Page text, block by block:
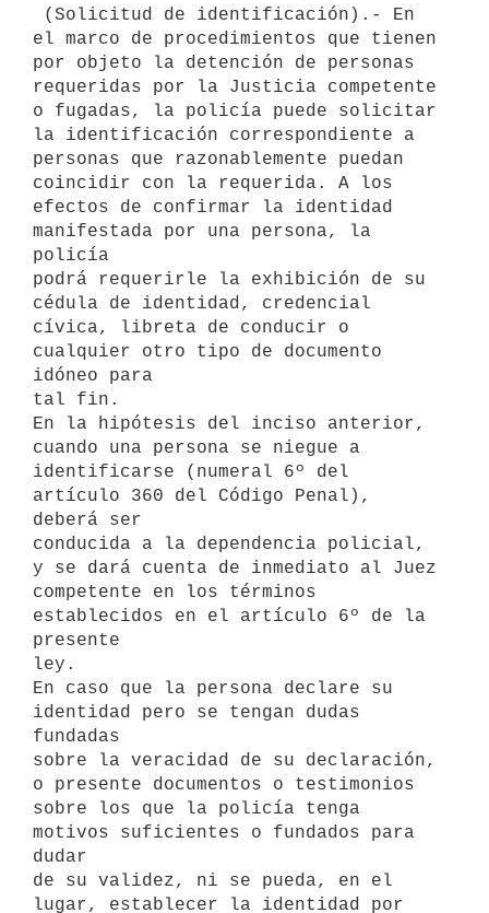
el marco de procedimientos que tienen
por objeto la detención de personas
requeridas por la Justicia competente
o fugadas, la policía puede solicitar
la identificación correspondiente a
personas que razonablemente puedan
coincidir con la requerida. A los
efectos de confirmar la identidad
manifestada por una persona, la
policía
podrá requerirle la exhibición de su
cédula de identidad, credencial
cívica, libreta de conducir o
cualquier otro tipo de documento
idóneo para
tal fin.
En la hipótesis del inciso anterior,
cuando una persona se niegue a
identificarse (numeral 6º del
artículo 360 del Código Penal),
deberá ser
conducida a la dependencia policial,
y se dará cuenta de inmediato al Juez
competente en los términos
establecidos en el artículo 6º de la
presente
ley.
En caso que la persona declare su
identidad pero se tengan dudas
fundadas
sobre la veracidad de su declaración,
o presente documentos o testimonios
sobre los que la policía tenga
motivos suficientes o fundados para
dudar
de su validez, ni se pueda, en el
lugar, establecer la identidad por